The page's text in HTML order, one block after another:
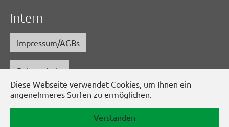
Diese Webseite verwendet Cookies, um Ihnen ein
angenehmeres Surfen zu ermöglichen.
Verstanden
Intern
Impressum/AGBs
Datenschutz
www.schlepper-post.de
www.historischer-kraftverkehr.eu